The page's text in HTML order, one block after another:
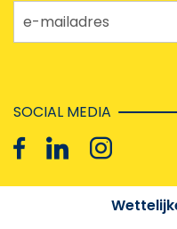
e-mailadres
SOCIAL MEDIA